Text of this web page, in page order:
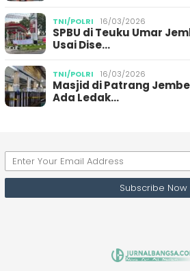
TNI/POLRI 16/03/2026
SPBU di Teuku Umar
Usai Dise…
TNI/POLRI 16/03/2026
Masjid di Patrang
Ada Ledak…